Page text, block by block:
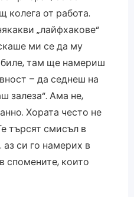
колега от работа.
„лайфхакове“
ми се да му
там ще намериш
– да седнеш на
залеза“. Ама не,
Хората често не
търсят смисъл в
си го намерих в
спомените, които